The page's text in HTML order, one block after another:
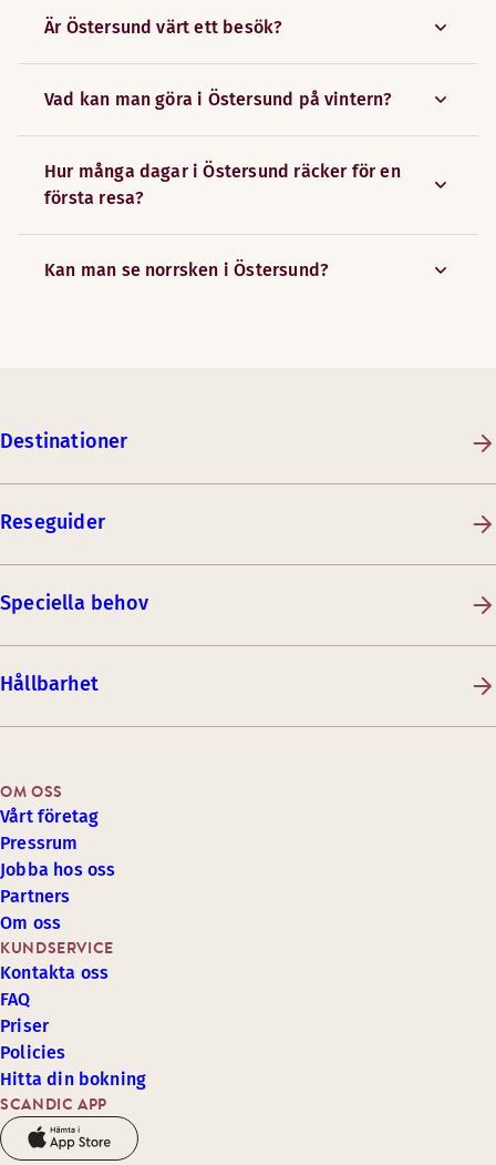
Är Östersund värt ett besök?
Vad kan man göra i Östersund på vintern?
Hur många dagar i Östersund räcker för en
första resa?
Kan man se norrsken i Östersund?
Destinationer
Reseguider
Speciella behov
Hållbarhet
SCANDIC APP
KUNDSERVICE
Kontakta oss
FAQ
Priser
Policies
Hitta din bokning
OM OSS
Vårt företag
Pressrum
Jobba hos oss
Partners
Om oss